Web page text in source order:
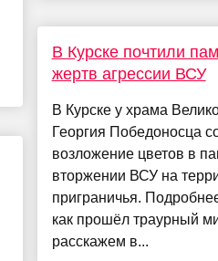
В Курске почтили
жертв агрессии ВСУ
В Курске у храма
Георгия Победоносца
возложение цветов в
вторжении ВСУ на
приграничья.
как прошёл траурный
расскажем в...